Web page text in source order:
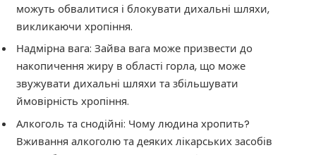
можуть обвалитися і блокувати дихальні шляхи,
викликаючи хропіння.
Надмірна вага: Зайва вага може призвести до
накопичення жиру в області горла, що може
звужувати дихальні шляхи та збільшувати
ймовірність хропіння.
Алкоголь та снодійні: Чому людина хропить?
Вживання алкоголю та деяких лікарських засобів